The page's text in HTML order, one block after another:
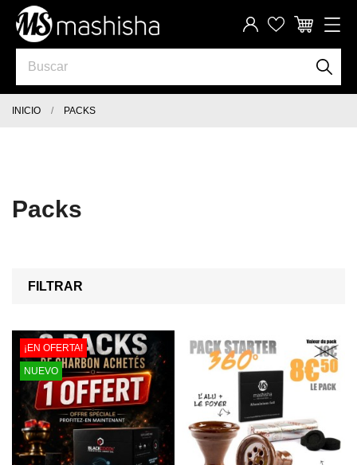
INICIO PACKS
Packs
FILTRAR
¡EN OFERTA!
NUEVO